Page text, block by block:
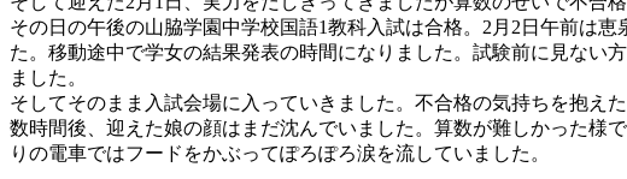
その日の午後の山脇学園中学校国語1教科入試は合格。2月2日午前は
た。移動途中で学女の結果発表の時間になりました。試験前に見ない
ました。
そしてそのまま入試会場に入っていきました。不合格の気持ちを抱え
数時間後、迎えた娘の顔はまだ沈んでいました。算数が難しかった様
りの電車ではフードをかぶってぽろぽろ涙を流していました。